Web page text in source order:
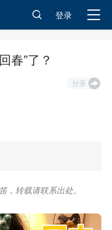
登录
春”了？
，转载请联系出处。